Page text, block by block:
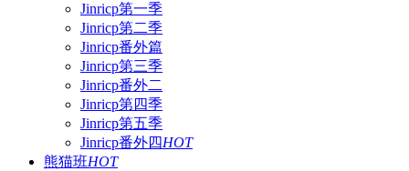
Jinricp第一季
Jinricp第二季
Jinricp番外篇
Jinricp第三季
Jinricp番外二
Jinricp第四季
Jinricp第五季
Jinricp番外四HOT
熊猫班HOT